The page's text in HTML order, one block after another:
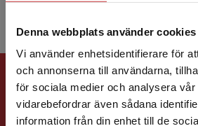
Denna webbplats använder cookies
Vi använder enhetsidentifierare för
och annonserna till användarna,
för sociala medier och analysera
vidarebefordrar även sådana
information från din enhet till de
Begränsad